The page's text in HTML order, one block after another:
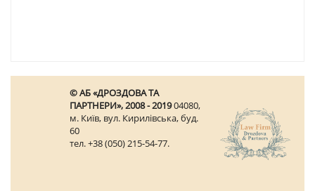
© АБ «ДРОЗДОВА ТА
ПАРТНЕРИ», 2008 - 201904080,
м. Київ, вул. Кирилівська, буд.
60
тел. +38 (050) 215-54-77.